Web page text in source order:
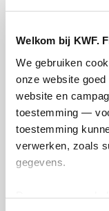
Welkom bij KWF.
We gebruiken
onze website
website en
toestemming —
toestemming
verwerken, zoals
gegevens.